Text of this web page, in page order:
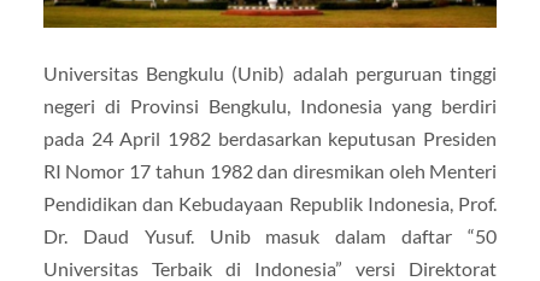
Universitas Bengkulu (Unib) adalah perguruan tinggi
negeri di Provinsi Bengkulu, Indonesia yang berdiri
pada 24 April 1982 berdasarkan keputusan Presiden
RI Nomor 17 tahun 1982 dan diresmikan oleh Menteri
Pendidikan dan Kebudayaan Republik Indonesia, Prof.
Dr. Daud Yusuf. Unib masuk dalam daftar “50
Universitas Terbaik di Indonesia” versi Direktorat